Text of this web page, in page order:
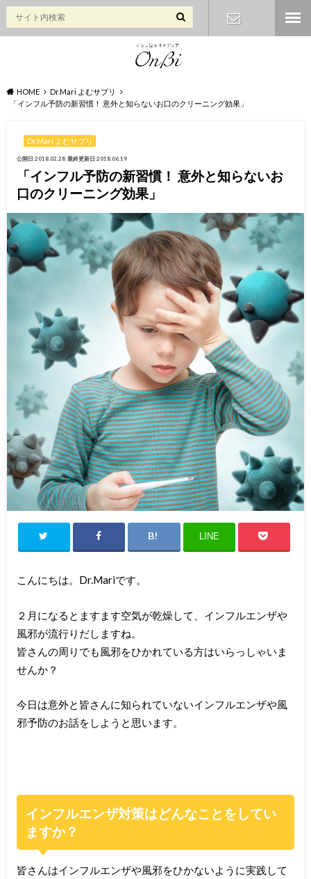
HOME
Dr.Mari よむサプリ
「インフル予防の新習慣！ 意外と知らないお口のクリーニング効果」
Dr.Mari よむサプリ
公開日:2018.02.28 最終更新日:2018.06.19
「インフル予防の新習慣！ 意外と知らないお
口のクリーニング効果」
LINE
こんにちは。Dr.Mariです。
２月になるとますます空気が乾燥して、インフルエンザや
風邪が流行りだしますね。
皆さんの周りでも風邪をひかれている方はいらっしゃいま
せんか？
今日は意外と皆さんに知られていないインフルエンザや風
邪予防のお話をしようと思います。
インフルエンザ対策はどんなことをしてい
ますか？
皆さんはインフルエンザや風邪をひかないように実践して